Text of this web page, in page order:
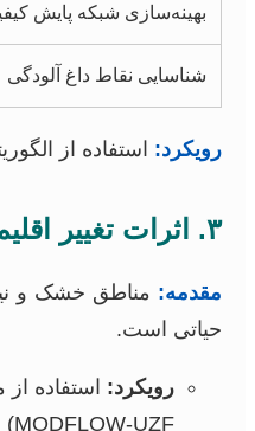
بهینه‌سازی شبکه پایش
شناسایی نقاط داغ آلودگی
رویکرد: استفاده از
۳. اثرات تغییر اقلیم بر منابع آب زیرزمینی در مناطق خشک و نیمه‌خشک
مقدمه: مناطق خشک و
حیاتی است.
رویکرد:
MODFLOW-UZF) برای ارزیابی تأثیر بر تغذیه آبخوان‌ها.